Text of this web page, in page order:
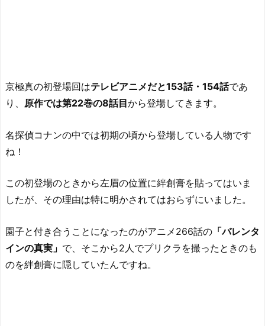
京極真の初登場回はテレビアニメだと153話・154話であ
り、 原作では第22巻の8話目から登場してきます。
名探偵コナンの中では初期の頃から登場している人物です
ね！
この初登場のときから左眉の位置に絆創膏を貼ってはいま
したが、その理由は特に明かされてはおらずにいました。
園子と付き合うことになったのがアニメ266話の 「バレンタ
インの真実」 で、そこから2人でプリクラを撮ったときのも
のを絆創膏に隠していたんですね。